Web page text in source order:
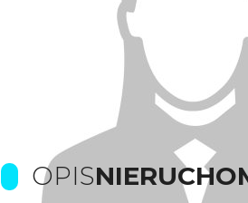
OPIS